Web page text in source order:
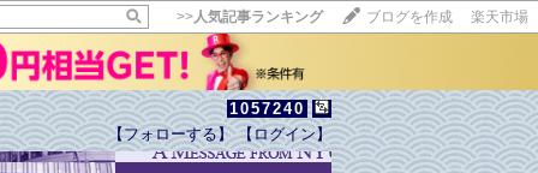
>>人気記事ランキング ブログを作成 楽天市場
1057240
【フォローする】 【ログイン】
【毎日開催】